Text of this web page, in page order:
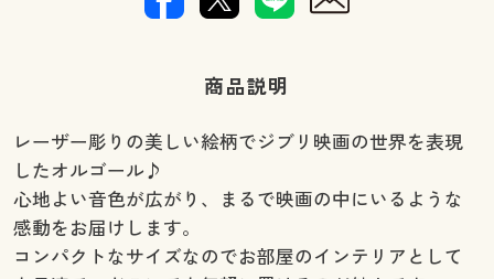
商品説明
レーザー彫りの美しい絵柄でジブリ映画の世界を表現
したオルゴール♪
心地よい音色が広がり、まるで映画の中にいるような
感動をお届けします。
コンパクトなサイズなのでお部屋のインテリアとして